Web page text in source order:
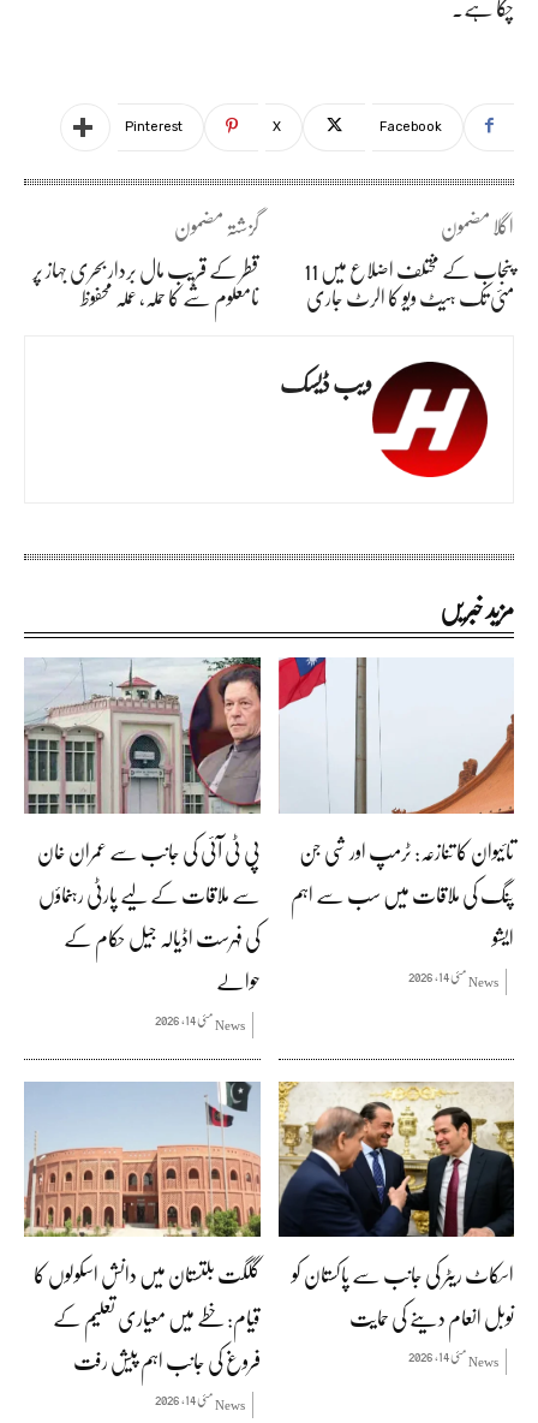
Facebook
X
Pinterest
گزشتہ مضمون
قطر کے قریب مال بردار بحری جہاز پر
نامعلوم شے کا حملہ، عملہ محفوظ
اگلا مضمون
پنجاب کے مختلف اضلاع میں 11
مئی تک ہیٹ ویو کا الرٹ جاری
ویب ڈیسک
مزید خبریں
تائیوان کا تنازعہ: ٹرمپ اور شی جن
پنگ کی ملاقات میں سب سے اہم
ایشو
Newsمئی 14, 2026
پی ٹی آئی کی جانب سے عمران خان
سے ملاقات کے لیے پارٹی رہنماؤں
کی فہرست اڈیالہ جیل حکام کے
حوالے
Newsمئی 14, 2026
اسکاٹ ریٹر کی جانب سے پاکستان کو
نوبل انعام دینے کی حمایت
Newsمئی 14, 2026
گلگت بلتستان میں دانش اسکولوں کا
قیام: خطے میں معیاری تعلیم کے
فروغ کی جانب اہم پیش رفت
Newsمئی 14, 2026